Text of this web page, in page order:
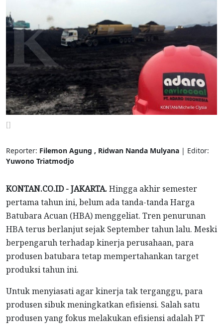
[]
Reporter: Filemon Agung , Ridwan Nanda Mulyana | Editor:
Yuwono Triatmodjo
KONTAN.CO.ID - JAKARTA.Hingga akhir semester
pertama tahun ini, belum ada tanda-tanda Harga
Batubara Acuan (HBA) menggeliat. Tren penurunan
HBA terus berlanjut sejak September tahun lalu. Meski
berpengaruh terhadap kinerja perusahaan, para
produsen batubara tetap mempertahankan target
produksi tahun ini.
Untuk menyiasati agar kinerja tak terganggu, para
produsen sibuk meningkatkan efisiensi. Salah satu
produsen yang fokus melakukan efisiensi adalah PT